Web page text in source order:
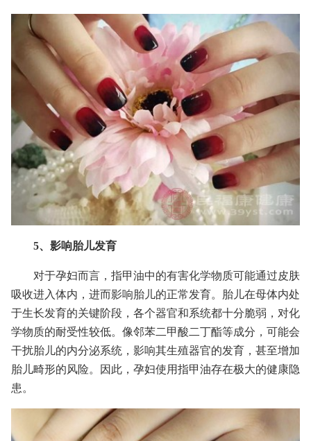
5、影响胎儿发育
对于孕妇而言，指甲油中的有害化学物质可能通过皮肤
吸收进入体内，进而影响胎儿的正常发育。胎儿在母体内处
于生长发育的关键阶段，各个器官和系统都十分脆弱，对化
学物质的耐受性较低。像邻苯二甲酸二丁酯等成分，可能会
干扰胎儿的内分泌系统，影响其生殖器官的发育，甚至增加
胎儿畸形的风险。因此，孕妇使用指甲油存在极大的健康隐
患。